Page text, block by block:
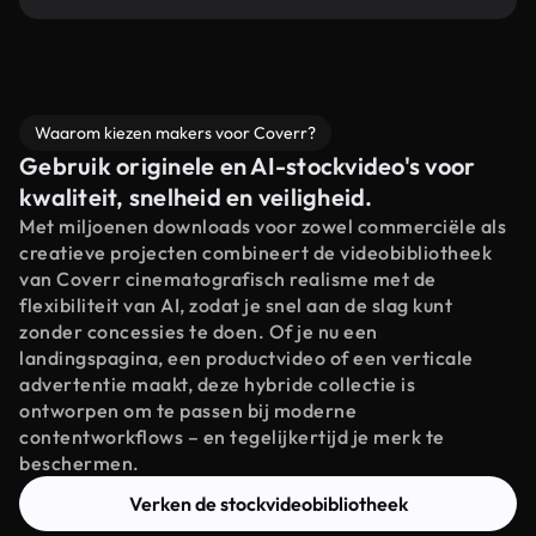
Waarom kiezen makers voor Coverr?
Gebruik originele en AI-stockvideo's voor
kwaliteit, snelheid en veiligheid.
Met miljoenen downloads voor zowel commerciële als
creatieve projecten combineert de videobibliotheek
van Coverr cinematografisch realisme met de
flexibiliteit van AI, zodat je snel aan de slag kunt
zonder concessies te doen. Of je nu een
landingspagina, een productvideo of een verticale
advertentie maakt, deze hybride collectie is
ontworpen om te passen bij moderne
contentworkflows – en tegelijkertijd je merk te
beschermen.
Verken de stockvideobibliotheek